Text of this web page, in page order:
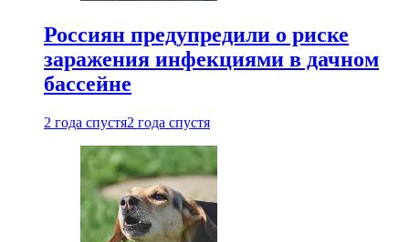
Россиян предупредили о риске
заражения инфекциями в дачном
бассейне
2 года спустя2 года спустя